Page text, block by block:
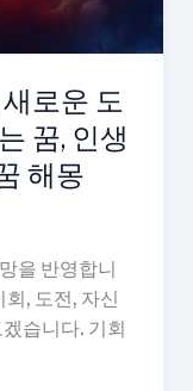
로운 도
꿈, 인생
해몽
을 반영합니
, 도전, 자신
습니다. 기회